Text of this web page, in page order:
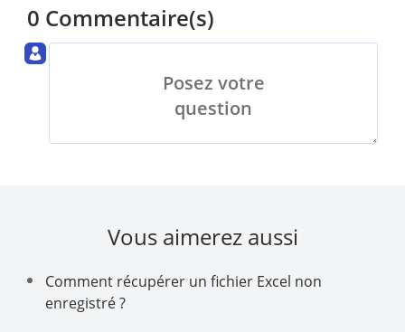
0 Commentaire(s)
Posez votre
question
Vous aimerez aussi
Comment récupérer un fichier Excel non
enregistré ?